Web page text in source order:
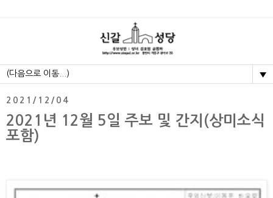
▼
2021/12/04
2021년 12월 5일 주보 및 간지(상미소식
포함)